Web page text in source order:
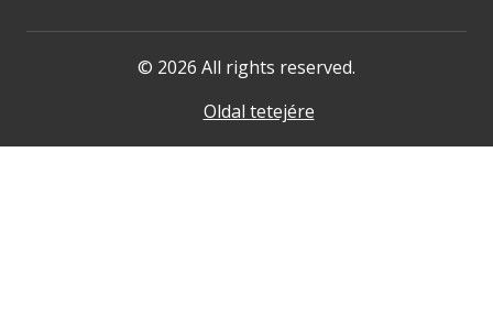
© 2026 All rights reserved.
Oldal tetejére